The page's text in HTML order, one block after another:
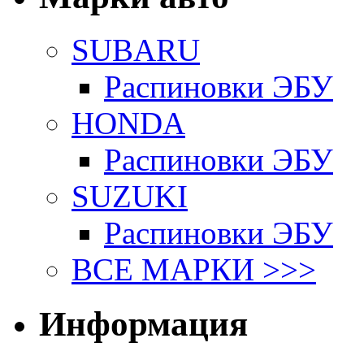
SUBARU
Распиновки ЭБУ
HONDA
Распиновки ЭБУ
SUZUKI
Распиновки ЭБУ
ВСЕ МАРКИ >>>
Информация